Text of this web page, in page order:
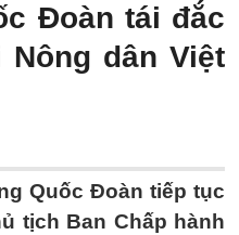
Đoàn tái đắc
dân Việt
Quốc Đoàn tiếp tục
tịch Ban Chấp hành